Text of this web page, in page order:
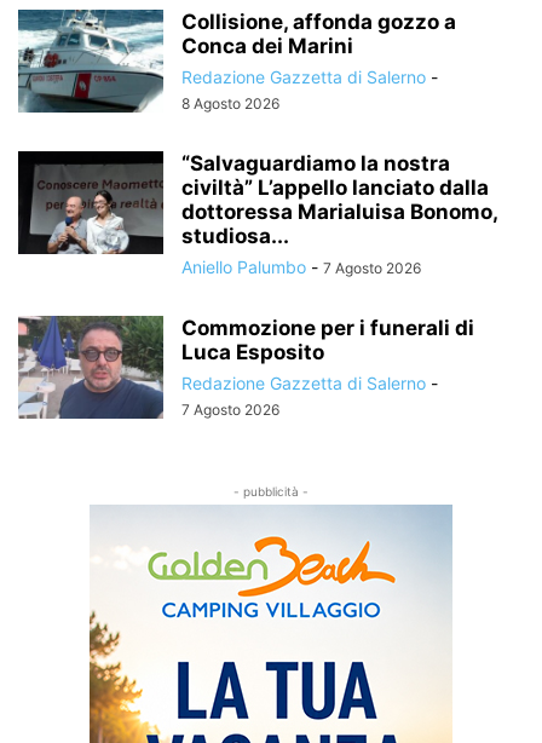
Collisione, affonda gozzo a
Conca dei Marini
Redazione Gazzetta di Salerno -
8 Agosto 2026
“Salvaguardiamo la nostra
civiltà” L’appello lanciato dalla
dottoressa Marialuisa Bonomo,
studiosa...
Aniello Palumbo - 7 Agosto 2026
Commozione per i funerali di
Luca Esposito
Redazione Gazzetta di Salerno -
7 Agosto 2026
- pubblicità -